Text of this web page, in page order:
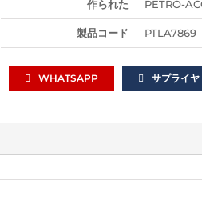
作られた PETRO-
製品コード PTLA7869
WHATSAPP サプライヤ